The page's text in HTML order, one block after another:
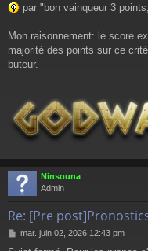
par "bon vainqueur 3
Mon raisonnement: le score
majorité des points sur ce
buteur.
Ninsouna
Admin
Re: [Pre
M
mar. juin 02, 2026 12:43 pm